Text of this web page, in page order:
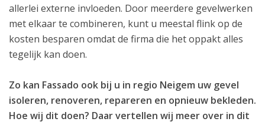
allerlei externe invloeden. Door meerdere gevelwerken
met elkaar te combineren, kunt u meestal flink op de
kosten besparen omdat de firma die het oppakt alles
tegelijk kan doen.
Zo kan Fassado ook bij u in regio Neigem uw gevel
isoleren, renoveren, repareren en opnieuw bekleden.
Hoe wij dit doen? Daar vertellen wij meer over in dit